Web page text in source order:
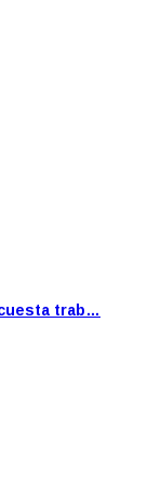
trab…